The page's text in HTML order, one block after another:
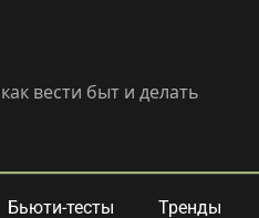
вести быт и делать
Бьюти-тесты Тренды